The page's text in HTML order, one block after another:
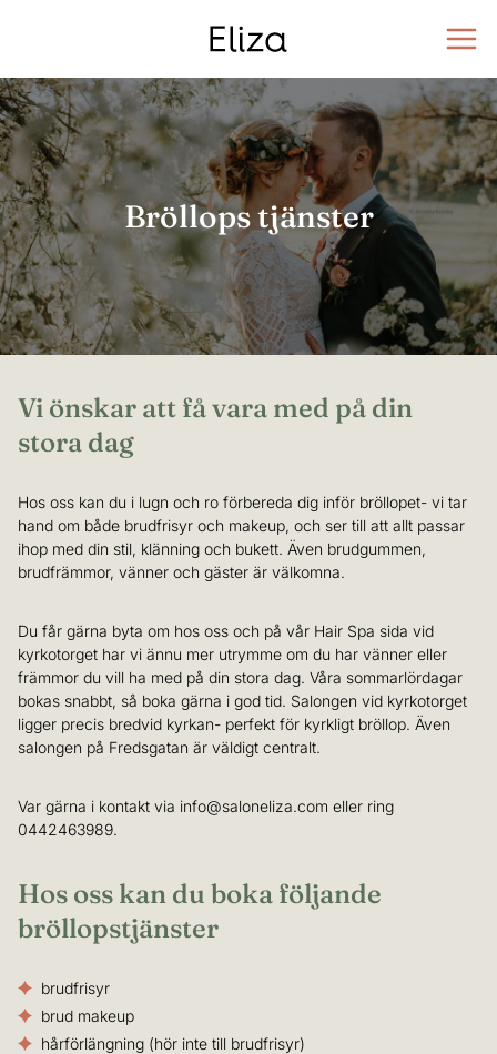
Bröllops tjänster
Vi önskar att få vara med på din
stora dag
Hos oss kan du i lugn och ro förbereda dig inför bröllopet- vi tar
hand om både brudfrisyr och makeup, och ser till att allt passar
ihop med din stil, klänning och bukett. Även brudgummen,
brudfrämmor, vänner och gäster är välkomna.
Du får gärna byta om hos oss och på vår Hair Spa sida vid
kyrkotorget har vi ännu mer utrymme om du har vänner eller
främmor du vill ha med på din stora dag. Våra sommarlördagar
bokas snabbt, så boka gärna i god tid. Salongen vid kyrkotorget
ligger precis bredvid kyrkan- perfekt för kyrkligt bröllop. Även
salongen på Fredsgatan är väldigt centralt.
Var gärna i kontakt via info@saloneliza.com eller ring
0442463989.
Hos oss kan du boka följande
bröllopstjänster
brudfrisyr
brud makeup
hårförlängning (hör inte till brudfrisyr)